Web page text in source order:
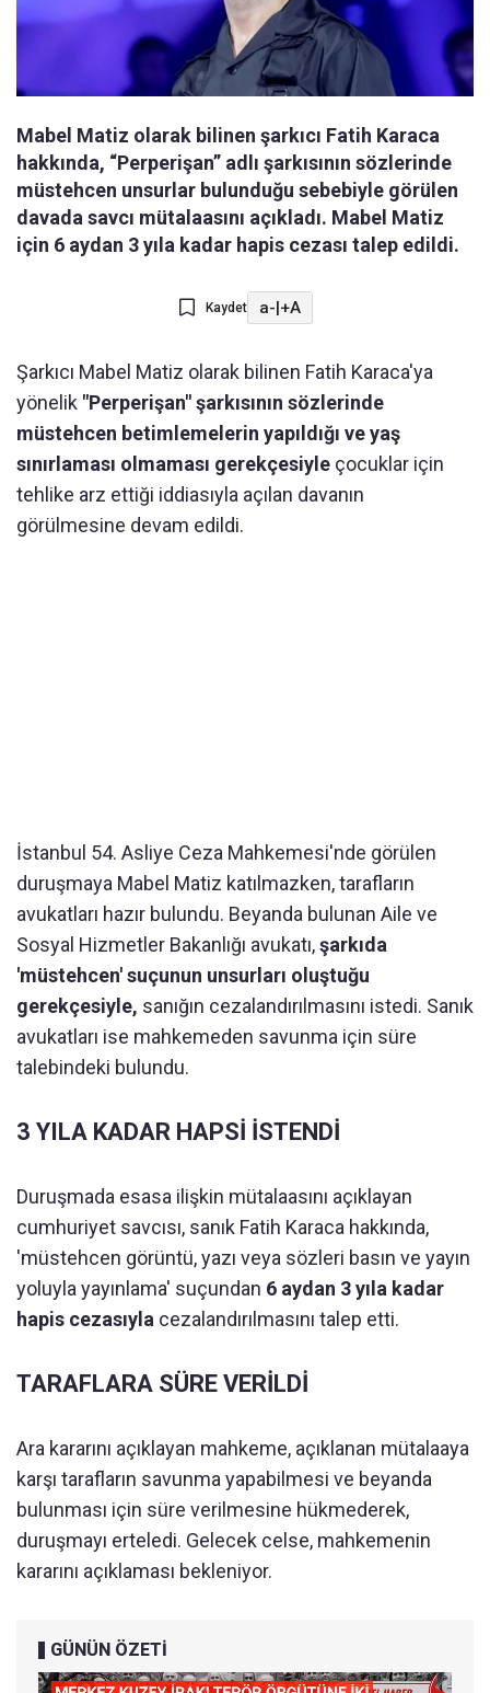
Mabel Matiz olarak bilinen şarkıcı Fatih Karaca
hakkında, “Perperişan” adlı şarkısının sözlerinde
müstehcen unsurlar bulunduğu sebebiyle görülen
davada savcı mütalaasını açıkladı. Mabel Matiz
için 6 aydan 3 yıla kadar hapis cezası talep edildi.
Kaydet a-|+A
Şarkıcı Mabel Matiz olarak bilinen Fatih Karaca'ya
yönelik "Perperişan" şarkısının sözlerinde
müstehcen betimlemelerin yapıldığı ve yaş
sınırlaması olmaması gerekçesiyle çocuklar için
tehlike arz ettiği iddiasıyla açılan davanın
görülmesine devam edildi.
İstanbul 54. Asliye Ceza Mahkemesi'nde görülen
duruşmaya Mabel Matiz katılmazken, tarafların
avukatları hazır bulundu. Beyanda bulunan Aile ve
Sosyal Hizmetler Bakanlığı avukatı,şarkıda
'müstehcen' suçunun unsurları oluştuğu
gerekçesiyle, sanığın cezalandırılmasını istedi. Sanık
avukatları ise mahkemeden savunma için süre
talebindeki bulundu.
3 YILA KADAR HAPSİ İSTENDİ
Duruşmada esasa ilişkin mütalaasını açıklayan
cumhuriyet savcısı, sanık Fatih Karaca hakkında,
'müstehcen görüntü, yazı veya sözleri basın ve yayın
yoluyla yayınlama' suçundan 6 aydan 3 yıla kadar
hapis cezasıyla cezalandırılmasını talep etti.
TARAFLARA SÜRE VERİLDİ
Ara kararını açıklayan mahkeme, açıklanan mütalaaya
karşı tarafların savunma yapabilmesi ve beyanda
bulunması için süre verilmesine hükmederek,
duruşmayı erteledi. Gelecek celse, mahkemenin
kararını açıklaması bekleniyor.
GÜNÜN ÖZETİ